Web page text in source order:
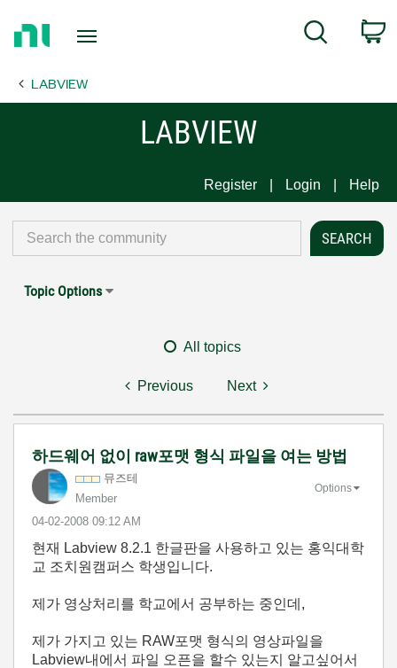
Page
Search
LABVIEW
LABVIEW
Register Login Help
Topic Options
All topics
Previous Next
하드웨어 없이 raw포맷 형식 파일을 여는 방법
뮤즈테
Member
‎04-02-2008 09:12 AM
Options
현재 Labview 8.2.1 한글판을 사용하고 있는 홍익대학
교 조치원캠퍼스 학생입니다.
제가 영상처리를 학교에서 공부하는 중인데,
제가 가지고 있는 RAW포맷 형식의 영상파일을
Labview내에서 파일 오픈을 할수 있는지 알고싶어서